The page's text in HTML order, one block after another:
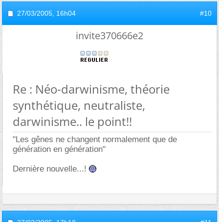
27/03/2005, 16h04 #10
invite370666e2
Re : Néo-darwinisme, théorie
synthétique, neutraliste,
darwinisme.. le point!!
"Les gênes ne changent normalement que de
génération en génération"
Dernière nouvelle...!